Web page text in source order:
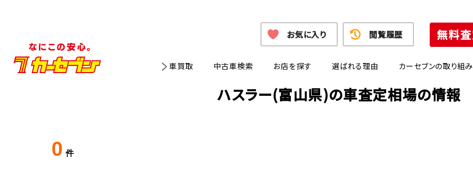
車買取 中古車検索 お店を探す 選ばれる理由 カーセブンの取り組み
お気に入り 閲覧履歴
ハスラー(富山県)の車査定相場の情報
0 件